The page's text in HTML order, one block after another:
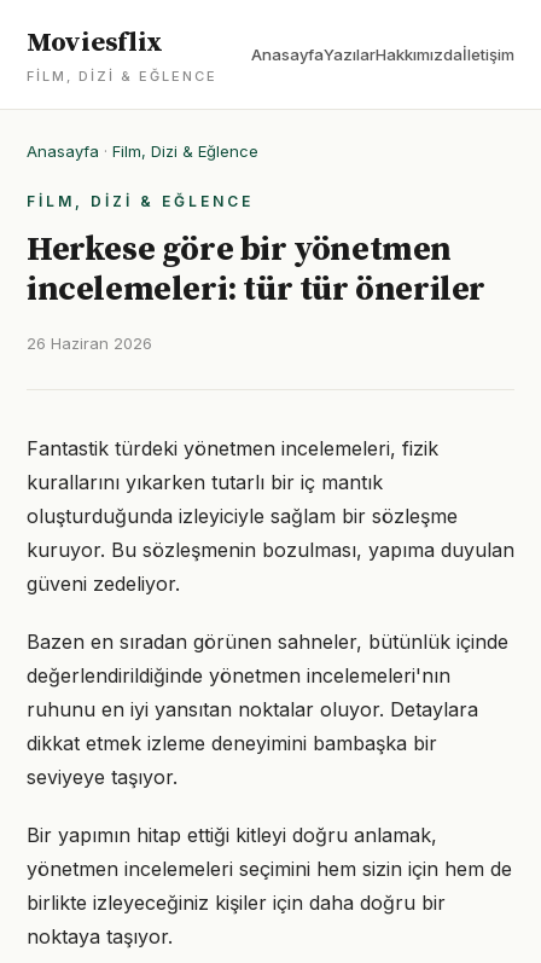
Moviesflix
FILM, DIZI & EĞLENCE
AnasayfaYazılarHakkımızdaİletişim
Anasayfa · Film, Dizi & Eğlence
FILM, DIZI & EĞLENCE
Herkese göre bir yönetmen
incelemeleri: tür tür öneriler
26 Haziran 2026
Fantastik türdeki yönetmen incelemeleri, fizik
kurallarını yıkarken tutarlı bir iç mantık
oluşturduğunda izleyiciyle sağlam bir sözleşme
kuruyor. Bu sözleşmenin bozulması, yapıma duyulan
güveni zedeliyor.
Bazen en sıradan görünen sahneler, bütünlük içinde
değerlendirildiğinde yönetmen incelemeleri'nın
ruhunu en iyi yansıtan noktalar oluyor. Detaylara
dikkat etmek izleme deneyimini bambaşka bir
seviyeye taşıyor.
Bir yapımın hitap ettiği kitleyi doğru anlamak,
yönetmen incelemeleri seçimini hem sizin için hem de
birlikte izleyeceğiniz kişiler için daha doğru bir
noktaya taşıyor.